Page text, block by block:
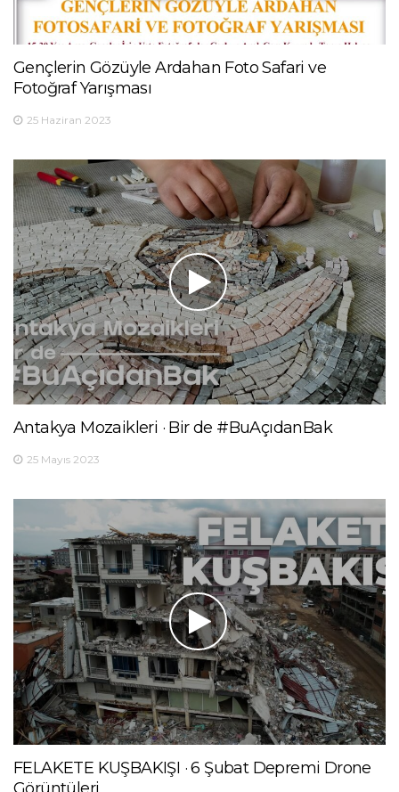
Gençlerin Gözüyle Ardahan Foto Safari ve
Fotoğraf Yarışması
25 Haziran 2023
Antakya Mozaikleri · Bir de #BuAçıdanBak
25 Mayıs 2023
FELAKETE KUŞBAKIŞI · 6 Şubat Depremi Drone
Görüntüleri